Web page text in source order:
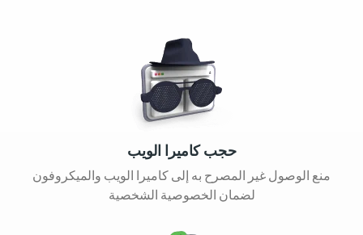
حجب كاميرا الويب
منع الوصول غير المصرح به إلى كاميرا الويب والميكروفون
لضمان الخصوصية الشخصية